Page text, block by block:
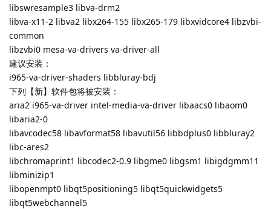
libswresample3 libva-drm2
libva-x11-2 libva2 libx264-155 libx265-179 libxvidcore4 libzvbi-
common
libzvbi0 mesa-va-drivers va-driver-all
建议安装：
i965-va-driver-shaders libbluray-bdj
下列【新】软件包将被安装：
aria2 i965-va-driver intel-media-va-driver libaacs0 libaom0
libaria2-0
libavcodec58 libavformat58 libavutil56 libbdplus0 libbluray2
libc-ares2
libchromaprint1 libcodec2-0.9 libgme0 libgsm1 libigdgmm11
libminizip1
libopenmpt0 libqt5positioning5 libqt5quickwidgets5
libqt5webchannel5